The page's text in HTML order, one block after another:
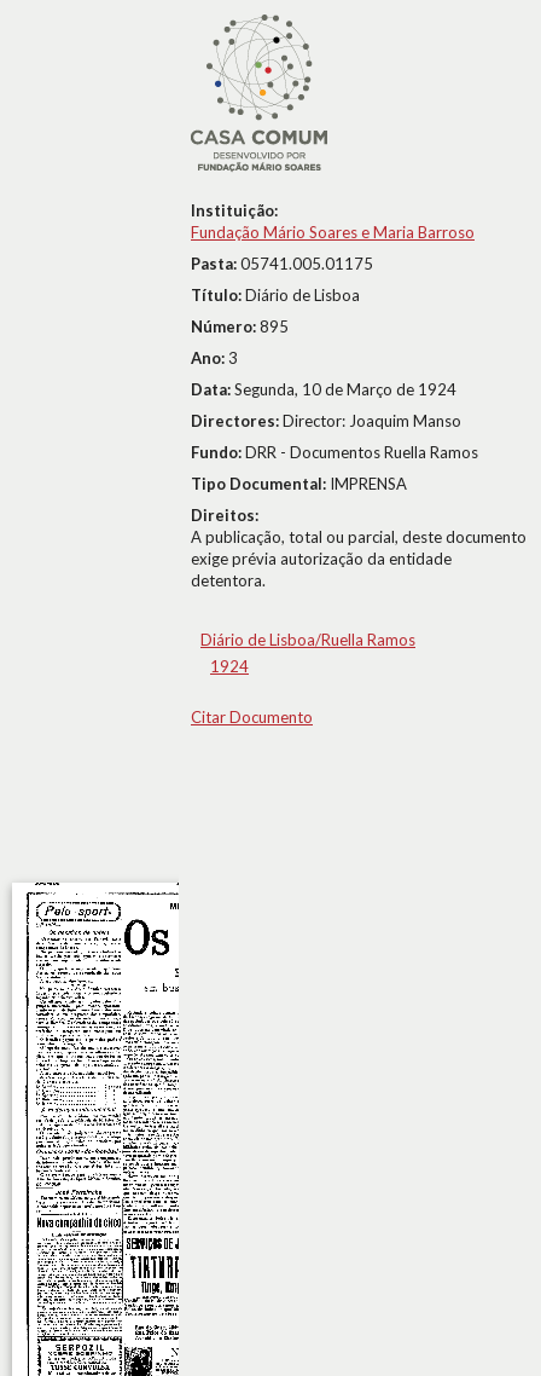
Instituição:
Fundação Mário Soares e Maria Barroso
Pasta:05741.005.01175
Título:Diário de Lisboa
Número:895
Ano:3
Data:Segunda, 10 de Março de 1924
Directores:Director: Joaquim Manso
Fundo:DRR - Documentos Ruella Ramos
Tipo Documental: IMPRENSA
Direitos:
A publicação, total ou parcial, deste documento
exige prévia autorização da entidade
detentora.
Diário de Lisboa/Ruella Ramos
1924
Citar Documento